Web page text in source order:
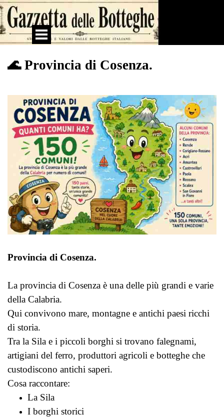
Vai ai contenuti
Salta menù
🌊 Provincia di Cosenza.
Provincia di Cosenza.
La provincia di Cosenza è una delle più grandi e varie
della Calabria.
Qui convivono mare, montagne e antichi paesi ricchi
di storia.
Tra la Sila e i piccoli borghi si trovano falegnami,
artigiani del ferro, produttori agricoli e botteghe che
custodiscono antichi saperi.
Cosa raccontare:
La Sila
I borghi storici